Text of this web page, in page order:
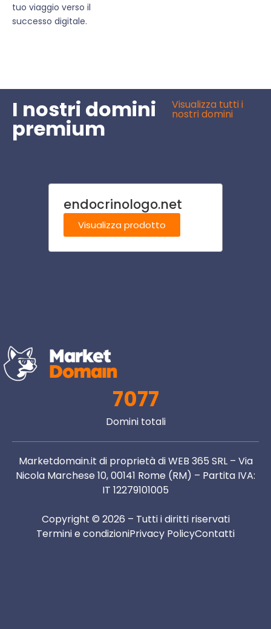
tuo viaggio verso il
successo digitale.
I nostri domini
premium
Visualizza tutti i
nostri domini
endocrinologo.net
Visualizza prodotto
7077
Domini totali
Marketdomain.it di proprietà di WEB 365 SRL – Via
Nicola Marchese 10, 00141 Rome (RM) – Partita IVA:
IT 12279101005
Copyright © 2026 – Tutti i diritti riservati
Termini e condizioniPrivacy PolicyContatti